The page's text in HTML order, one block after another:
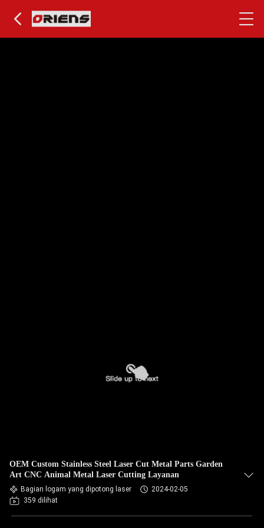
OEM Custom Stainless Steel Laser Cut Metal Parts Garden
Art CNC Animal Metal Laser Cutting Layanan
Bagian logam yang dipotong laser
2024-02-05
359 dilihat